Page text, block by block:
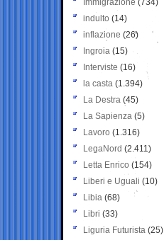
Immigrazione (734)
indulto (14)
inflazione (26)
Ingroia (15)
Interviste (16)
la casta (1.394)
La Destra (45)
La Sapienza (5)
Lavoro (1.316)
LegaNord (2.411)
Letta Enrico (154)
Liberi e Uguali (10)
Libia (68)
Libri (33)
Liguria Futurista (25)